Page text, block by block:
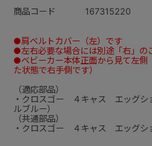
商品コード 167315220
●肩ベルトカバー（左）です
●左右必要な場合には別途「右」の
●ベビーカー本体正面から見て左側
た状態で右手側です）
（適応部品）
・クロスゴー ４キャス エッグシ
ルブルー）
（共通部品）
・クロスゴー ４キャス エッグ